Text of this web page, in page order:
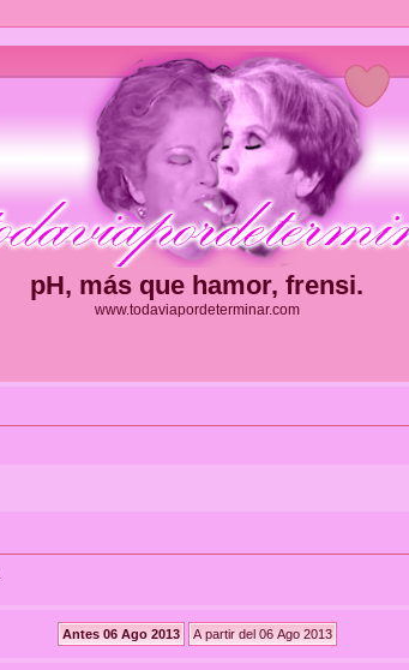
pH, más que hamor, frensi.
www.todaviapordeterminar.com